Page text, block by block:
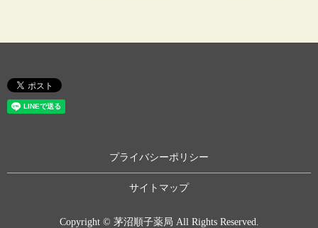
プライバシーポリシー
サイトマップ
Copyright © 茅沼順子薬局 All Rights Reserved.